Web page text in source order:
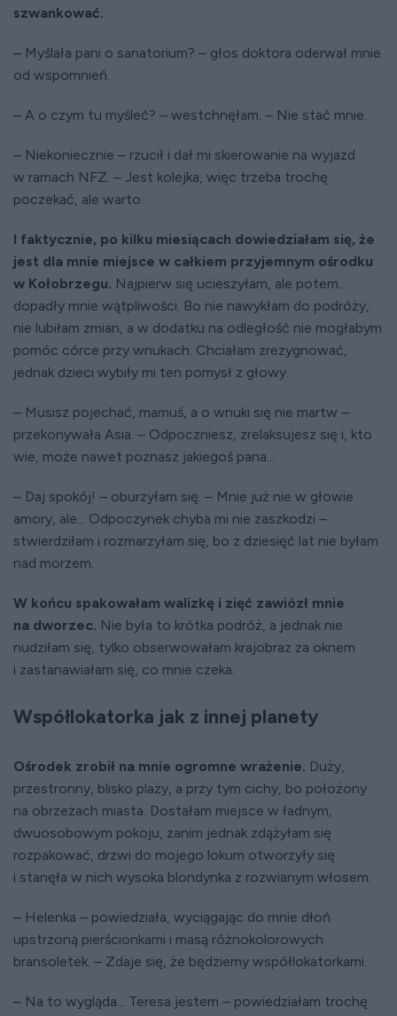
szwankować.
– Myślała pani o sanatorium? – głos doktora oderwał mnie
od wspomnień.
– A o czym tu myśleć? – westchnęłam. – Nie stać mnie.
– Niekoniecznie – rzucił i dał mi skierowanie na wyjazd
w ramach NFZ. – Jest kolejka, więc trzeba trochę
poczekać, ale warto.
I faktycznie, po kilku miesiącach dowiedziałam się, że
jest dla mnie miejsce w całkiem przyjemnym ośrodku
w Kołobrzegu. Najpierw się ucieszyłam, ale potem...
dopadły mnie wątpliwości. Bo nie nawykłam do podróży,
nie lubiłam zmian, a w dodatku na odległość nie mogłabym
pomóc córce przy wnukach. Chciałam zrezygnować,
jednak dzieci wybiły mi ten pomysł z głowy.
– Musisz pojechać, mamuś, a o wnuki się nie martw –
przekonywała Asia. – Odpoczniesz, zrelaksujesz się i, kto
wie, może nawet poznasz jakiegoś pana...
– Daj spokój! – oburzyłam się. – Mnie już nie w głowie
amory, ale... Odpoczynek chyba mi nie zaszkodzi –
stwierdziłam i rozmarzyłam się, bo z dziesięć lat nie byłam
nad morzem.
W końcu spakowałam walizkę i zięć zawiózł mnie
na dworzec. Nie była to krótka podróż, a jednak nie
nudziłam się, tylko obserwowałam krajobraz za oknem
i zastanawiałam się, co mnie czeka.
Współlokatorka jak z innej planety
Ośrodek zrobił na mnie ogromne wrażenie. Duży,
przestronny, blisko plaży, a przy tym cichy, bo położony
na obrzeżach miasta. Dostałam miejsce w ładnym,
dwuosobowym pokoju, zanim jednak zdążyłam się
rozpakować, drzwi do mojego lokum otworzyły się
i stanęła w nich wysoka blondynka z rozwianym włosem.
– Helenka – powiedziała, wyciągając do mnie dłoń
upstrzoną pierścionkami i masą różnokolorowych
bransoletek. – Zdaje się, że będziemy współlokatorkami.
– Na to wygląda... Teresa jestem – powiedziałam trochę